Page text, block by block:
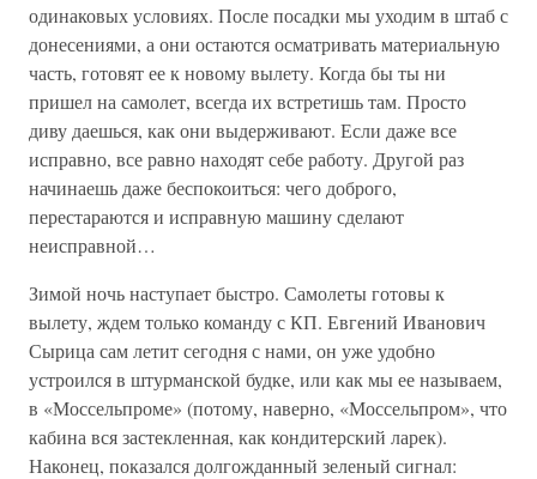
одинаковых условиях. После посадки мы уходим в штаб с
донесениями, а они остаются осматривать материальную
часть, готовят ее к новому вылету. Когда бы ты ни
пришел на самолет, всегда их встретишь там. Просто
диву даешься, как они выдерживают. Если даже все
исправно, все равно находят себе работу. Другой раз
начинаешь даже беспокоиться: чего доброго,
перестараются и исправную машину сделают
неисправной…
Зимой ночь наступает быстро. Самолеты готовы к
вылету, ждем только команду с КП. Евгений Иванович
Сырица сам летит сегодня с нами, он уже удобно
устроился в штурманской будке, или как мы ее называем,
в «Моссельпроме» (потому, наверно, «Моссельпром», что
кабина вся застекленная, как кондитерский ларек).
Наконец, показался долгожданный зеленый сигнал: